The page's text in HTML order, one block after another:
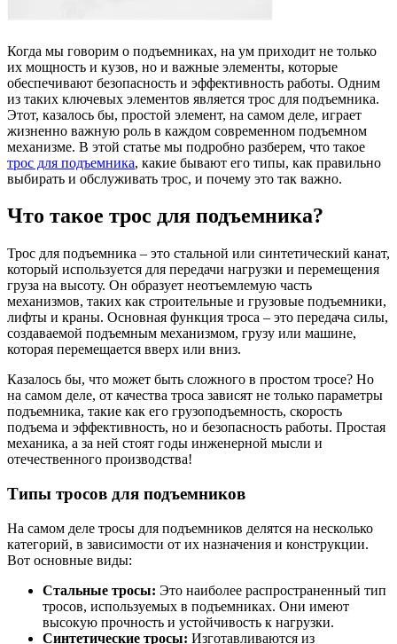
Когда мы говорим о подъемниках, на ум приходит не только
их мощность и кузов, но и важные элементы, которые
обеспечивают безопасность и эффективность работы. Одним
из таких ключевых элементов является трос для подъемника.
Этот, казалось бы, простой элемент, на самом деле, играет
жизненно важную роль в каждом современном подъемном
механизме. В этой статье мы подробно разберем, что такое
трос для подъемника, какие бывают его типы, как правильно
выбирать и обслуживать трос, и почему это так важно.
Что такое трос для подъемника?
Трос для подъемника – это стальной или синтетический канат,
который используется для передачи нагрузки и перемещения
груза на высоту. Он образует неотъемлемую часть
механизмов, таких как строительные и грузовые подъемники,
лифты и краны. Основная функция троса – это передача силы,
создаваемой подъемным механизмом, грузу или машине,
которая перемещается вверх или вниз.
Казалось бы, что может быть сложного в простом тросе? Но
на самом деле, от качества троса зависят не только параметры
подъемника, такие как его грузоподъемность, скорость
подъема и эффективность, но и безопасность работы. Простая
механика, а за ней стоят годы инженерной мысли и
отечественного производства!
Типы тросов для подъемников
На самом деле тросы для подъемников делятся на несколько
категорий, в зависимости от их назначения и конструкции.
Вот основные виды:
Стальные тросы: Это наиболее распространенный тип
тросов, используемых в подъемниках. Они имеют
высокую прочность и устойчивость к нагрузки.
Синтетические тросы: Изготавливаются из